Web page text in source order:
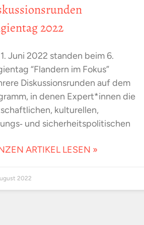
2022
Juni 2022 standen beim 6.
“Flandern im Fokus”
Diskussionsrunden auf dem
in denen Expert*innen die
kulturellen,
und sicherheitspolitischen
ARTIKEL LESEN »
2022